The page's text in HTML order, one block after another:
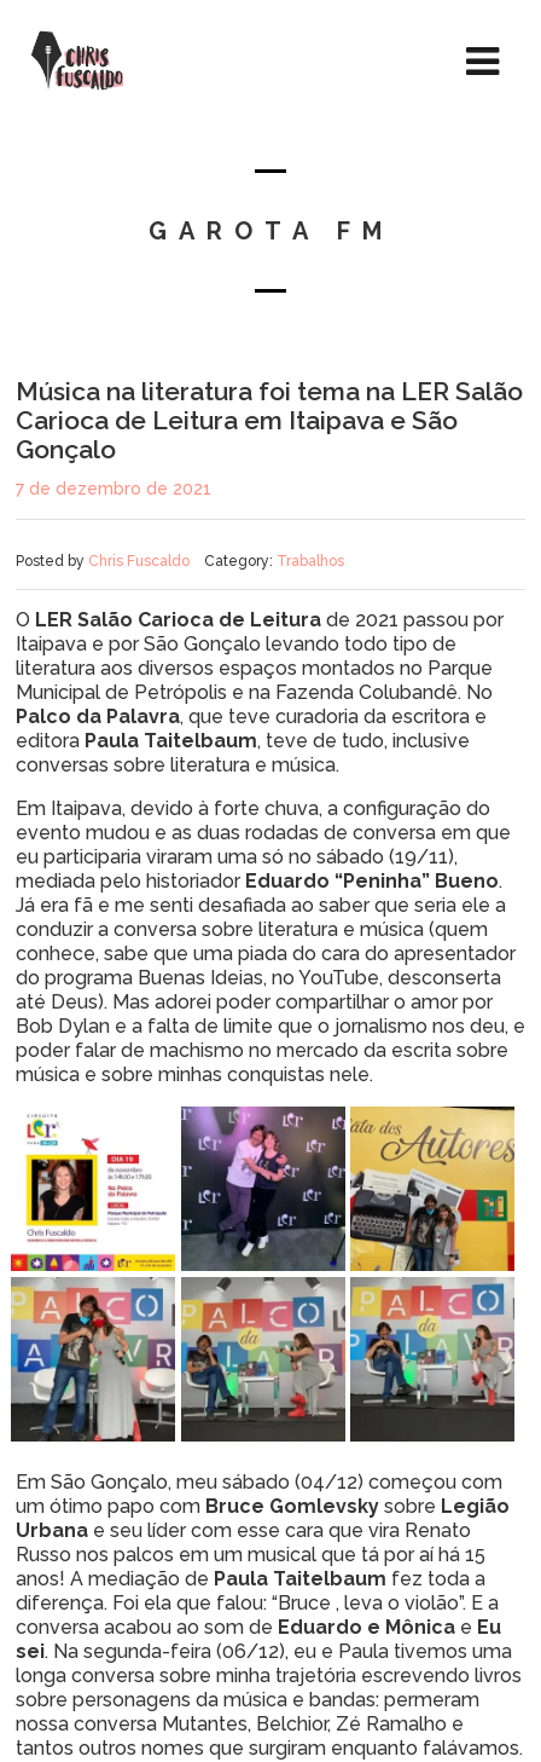
GAROTA FM
Música na literatura foi tema na LER Salão
Carioca de Leitura em Itaipava e São
Gonçalo
7 de dezembro de 2021
Posted by Chris Fuscaldo Category: Trabalhos
O LER Salão Carioca de Leitura de 2021 passou por
Itaipava e por São Gonçalo levando todo tipo de
literatura aos diversos espaços montados no Parque
Municipal de Petrópolis e na Fazenda Colubandê. No
Palco da Palavra, que teve curadoria da escritora e
editora Paula Taitelbaum, teve de tudo, inclusive
conversas sobre literatura e música.
Em Itaipava, devido à forte chuva, a configuração do
evento mudou e as duas rodadas de conversa em que
eu participaria viraram uma só no sábado (19/11),
mediada pelo historiador Eduardo “Peninha” Bueno.
Já era fã e me senti desafiada ao saber que seria ele a
conduzir a conversa sobre literatura e música (quem
conhece, sabe que uma piada do cara do apresentador
do programa Buenas Ideias, no YouTube, desconserta
até Deus). Mas adorei poder compartilhar o amor por
Bob Dylan e a falta de limite que o jornalismo nos deu, e
poder falar de machismo no mercado da escrita sobre
música e sobre minhas conquistas nele.
Em São Gonçalo, meu sábado (04/12) começou com
um ótimo papo com Bruce Gomlevsky sobre Legião
Urbana e seu líder com esse cara que vira Renato
Russo nos palcos em um musical que tá por aí há 15
anos! A mediação de Paula Taitelbaum fez toda a
diferença. Foi ela que falou: “Bruce , leva o violão”. E a
conversa acabou ao som de Eduardo e Mônica e Eu
sei. Na segunda-feira (06/12), eu e Paula tivemos uma
longa conversa sobre minha trajetória escrevendo livros
sobre personagens da música e bandas: permeram
nossa conversa Mutantes, Belchior, Zé Ramalho e
tantos outros nomes que surgiram enquanto falávamos.